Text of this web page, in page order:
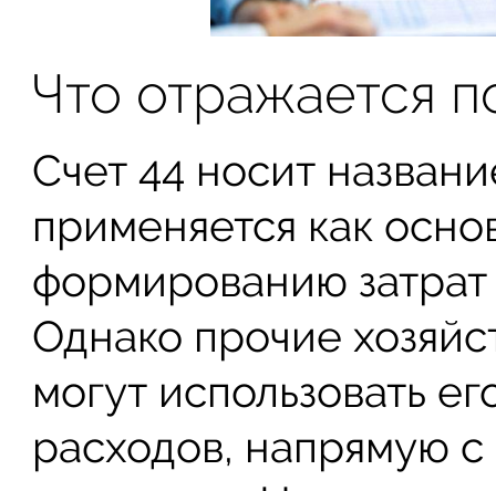
Что отражается
Счет 44 носит
применяется как
формированию затрат
Однако прочие
могут использовать
расходов, напрямую